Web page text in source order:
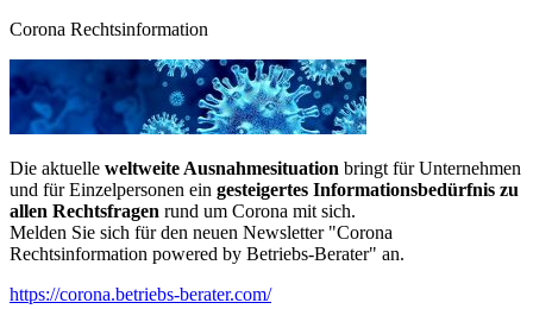
Corona Rechtsinformation
Die aktuelle weltweite Ausnahmesituation bringt für Unternehmen
und für Einzelpersonen ein gesteigertes Informationsbedürfnis zu
allen Rechtsfragen rund um Corona mit sich.
Melden Sie sich für den neuen Newsletter "Corona
Rechtsinformation powered by Betriebs-Berater" an.
https://corona.betriebs-berater.com/